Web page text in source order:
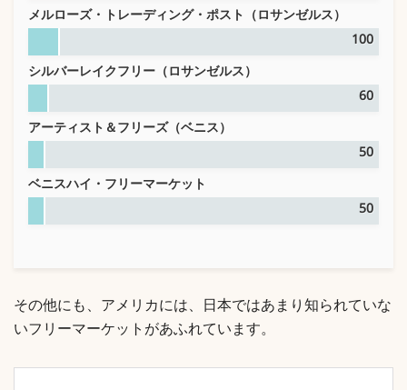
メルローズ・トレーディング・ポスト（ロサンゼルス）
100
シルバーレイクフリー（ロサンゼルス）
60
アーティスト＆フリーズ（ベニス）
50
ベニスハイ・フリーマーケット
50
その他にも、アメリカには、日本ではあまり知られていな
いフリーマーケットがあふれています。